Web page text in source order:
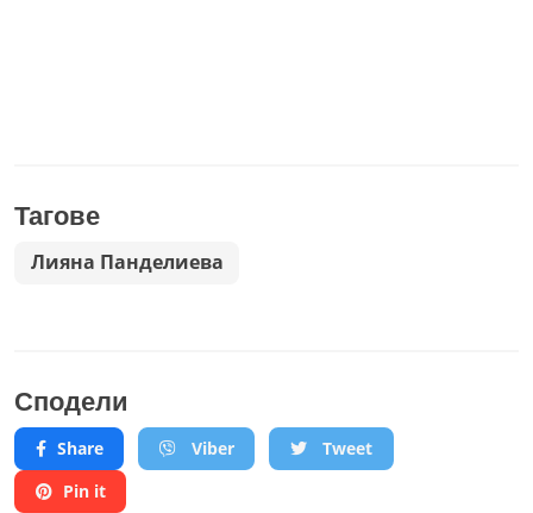
Тагове
Лияна Панделиева
Сподели
Share Viber
Tweet
Pin it